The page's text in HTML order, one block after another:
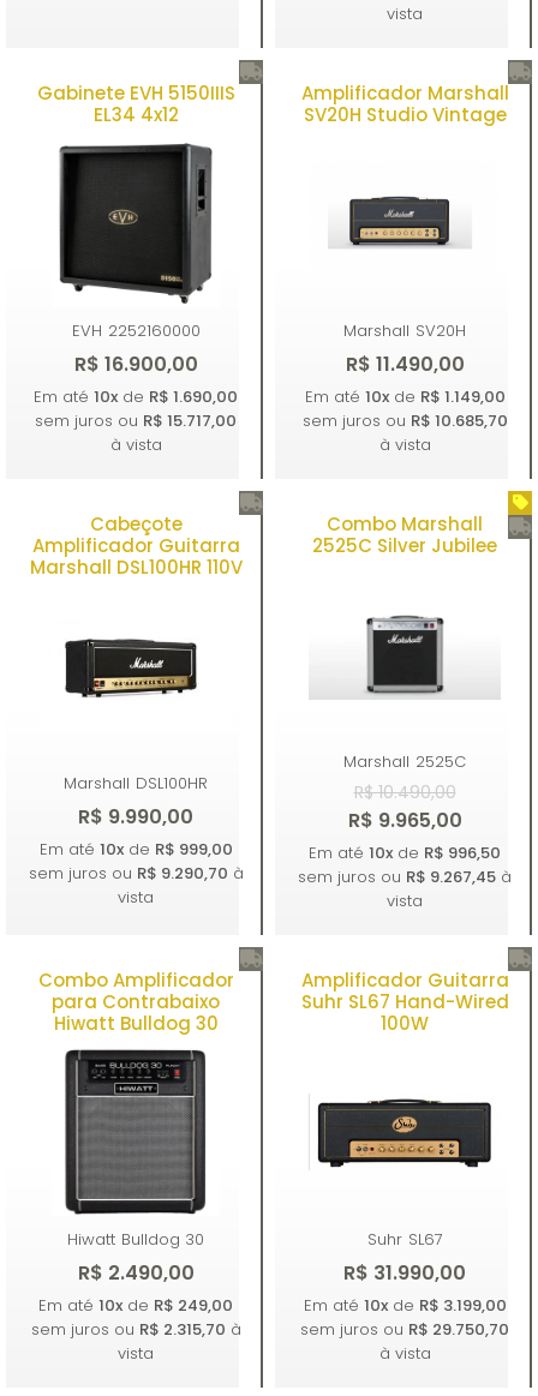
Comprar Comprar
vista
Gabinete EVH 5150IIIS
EL34 4x12
EVH 2252160000
R$ 16.900,00
Comprar
Em até 10x de R$ 1.690,00
sem juros ou R$ 15.717,00
à vista
Amplificador Marshall
SV20H Studio Vintage
Marshall SV20H
R$ 11.490,00
Comprar
Em até 10xde R$ 1.149,00
sem juros ou R$ 10.685,70
à vista
Cabeçote
Amplificador Guitarra
Marshall DSL100HR 110V
Marshall DSL100HR
R$ 9.990,00
Comprar
Em até 10xde R$ 999,00
sem juros ou R$ 9.290,70 à
vista
Combo Marshall
2525C Silver Jubilee
Marshall 2525C
R$ 10.490,00
R$ 9.965,00
Comprar
Em até 10x de R$ 996,50
sem juros ou R$ 9.267,45 à
vista
Combo Amplificador
para Contrabaixo
Hiwatt Bulldog 30
Hiwatt Bulldog 30
R$ 2.490,00
Em até 10x de R$ 249,00
sem juros ou R$ 2.315,70 à
vista
Amplificador Guitarra
Suhr SL67 Hand-Wired
100W
Suhr SL67
R$ 31.990,00
Em até 10xde R$ 3.199,00
sem juros ou R$ 29.750,70
à vista